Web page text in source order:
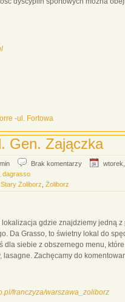
-ul. Fortowa
Gen. Zajączka
Brak komentarzy
dagrasso
Stary Żoliborz Żoliborz
lokalizacja gdzie znajdziemy jedną
Da Grasso, to świetny lokal do
dla siebie z obszernego menu,
lasagne. Zachęcamy do
franczyza/warszawa_zoliborz